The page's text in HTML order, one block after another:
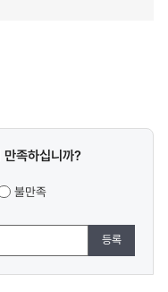
만족하십니까?
불만족
등록